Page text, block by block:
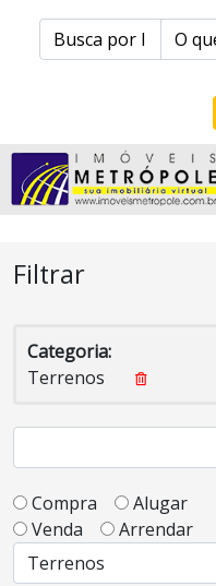
Filtrar
Categoria:
Terrenos
Compra
Alugar
Venda
Arrendar